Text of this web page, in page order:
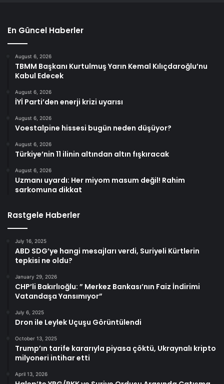
En Güncel Haberler
August 6, 2026
TBMM Başkanı Kurtulmuş Yarın Kemal Kılıçdaroğlu’nu
Kabul Edecek
August 6, 2026
İYİ Parti’den enerji krizi uyarısı
August 6, 2026
Voestalpine hissesi bugün neden düşüyor?
August 6, 2026
Türkiye’nin 11 ilinin altından altın fışkıracak
August 6, 2026
Uzmanı uyardı: Her miyom masum değil! Rahim
sarkomuna dikkat
Rastgele Haberler
July 16, 2025
ABD SDG’ye hangi mesajları verdi, Suriyeli Kürtlerin
tepkisi ne oldu?
January 29, 2026
CHP’li Bakırlıoğlu: ” Merkez Bankası’nın Faiz İndirimi
Vatandaşa Yansımıyor”
July 6, 2025
Dron ile Leylek Uçuşu Görüntülendi
October 13, 2025
Trump’ın tarife kararıyla piyasa çöktü, Ukraynalı kripto
milyoneri intihar etti
April 13, 2026